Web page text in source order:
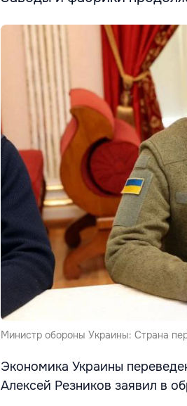
Министр обороны Украины: Страна
Экономика Украины
Алексей Резников заявил в